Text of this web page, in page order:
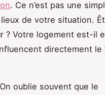
. Ce n’est pas une
de votre situation.
? Votre logement est-il
directement le
oublie souvent que le